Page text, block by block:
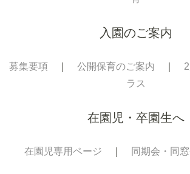
入園のご案内
募集要項 公開保育のご案内
ラス
在園児・卒園生へ
在園児専用ページ 同期会・同